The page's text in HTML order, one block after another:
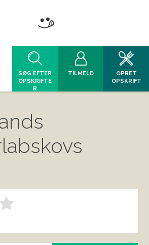
SØG EFTER
OPSKRIFTE
R
TILMELD
OPRET
OPSKRIFT
1.00